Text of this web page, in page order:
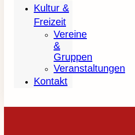
Kultur &
Freizeit
Vereine
&
Gruppen
Veranstaltungen
Kontakt